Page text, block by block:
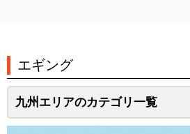
エギング
九州エリアのカテゴリ一覧